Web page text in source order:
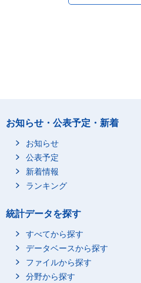
お知らせ・公表予定・新着
お知らせ
公表予定
新着情報
ランキング
統計データを探す
すべてから探す
データベースから探す
ファイルから探す
分野から探す